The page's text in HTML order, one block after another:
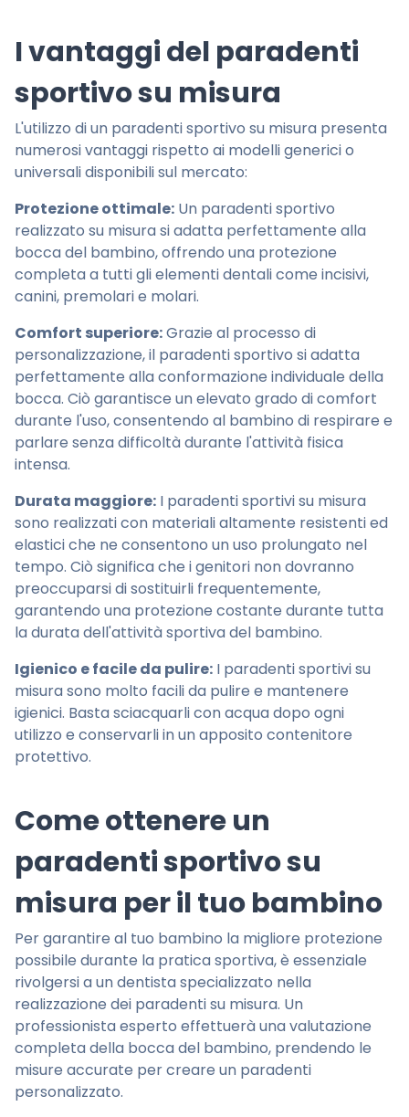
I vantaggi del paradenti
sportivo su misura
L'utilizzo di un paradenti sportivo su misura presenta
numerosi vantaggi rispetto ai modelli generici o
universali disponibili sul mercato:
Protezione ottimale: Un paradenti sportivo
realizzato su misura si adatta perfettamente alla
bocca del bambino, offrendo una protezione
completa a tutti gli elementi dentali come incisivi,
canini, premolari e molari.
Comfort superiore:Grazie al processo di
personalizzazione, il paradenti sportivo si adatta
perfettamente alla conformazione individuale della
bocca. Ciò garantisce un elevato grado di comfort
durante l'uso, consentendo al bambino di respirare e
parlare senza difficoltà durante l'attività fisica
intensa.
Durata maggiore: I paradenti sportivi su misura
sono realizzati con materiali altamente resistenti ed
elastici che ne consentono un uso prolungato nel
tempo. Ciò significa che i genitori non dovranno
preoccuparsi di sostituirli frequentemente,
garantendo una protezione costante durante tutta
la durata dell'attività sportiva del bambino.
Igienico e facile da pulire: I paradenti sportivi su
misura sono molto facili da pulire e mantenere
igienici. Basta sciacquarli con acqua dopo ogni
utilizzo e conservarli in un apposito contenitore
protettivo.
Come ottenere un
paradenti sportivo su
misura per il tuo bambino
Per garantire al tuo bambino la migliore protezione
possibile durante la pratica sportiva, è essenziale
rivolgersi a un dentista specializzato nella
realizzazione dei paradenti su misura. Un
professionista esperto effettuerà una valutazione
completa della bocca del bambino, prendendo le
misure accurate per creare un paradenti
personalizzato.